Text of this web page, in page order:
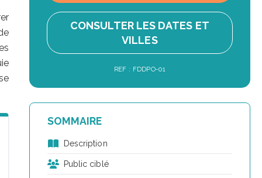
CONSULTER LES DATES ET
VILLES
REF : FDDPO-01
SOMMAIRE
Description
Public ciblé